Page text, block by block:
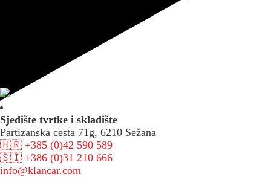
Sjedište tvrtke i skladište
Partizanska cesta 71g, 6210 Sežana
🇭🇷 +385 (0)42 590 589
🇸🇮 +386 (0)31 210 666
info@klancar.com